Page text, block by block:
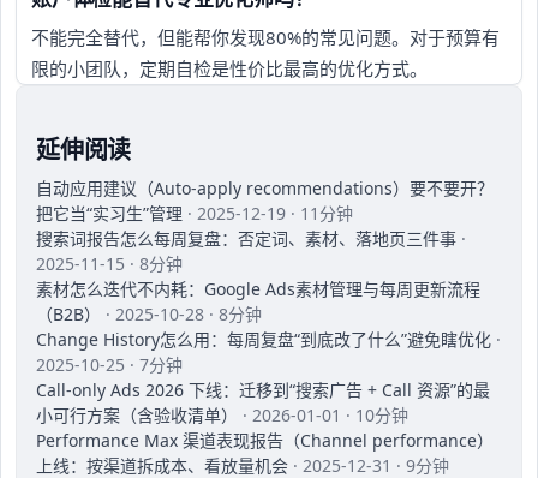
不能完全替代，但能帮你发现80%的常见问题。对于预算有
限的小团队，定期自检是性价比最高的优化方式。
延伸阅读
自动应用建议（Auto-apply recommendations）要不要开？
把它当“实习生”管理 · 2025-12-19 · 11分钟
搜索词报告怎么每周复盘：否定词、素材、落地页三件事 ·
2025-11-15 · 8分钟
素材怎么迭代不内耗：Google Ads素材管理与每周更新流程
（B2B）
· 2025-10-28 · 8分钟
Change History怎么用：每周复盘“到底改了什么”避免瞎优化 ·
2025-10-25 · 7分钟
Call-only Ads 2026 下线：迁移到“搜索广告 + Call 资源”的最
小可行方案（含验收清单）
· 2026-01-01 · 10分钟
Performance Max 渠道表现报告（Channel performance）
上线：按渠道拆成本、看放量机会 · 2025-12-31 · 9分钟